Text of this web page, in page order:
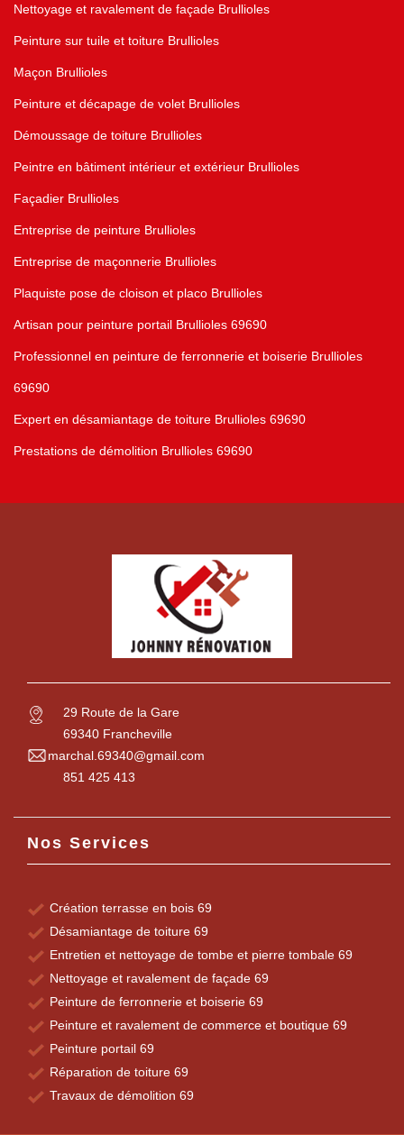
Nettoyage et ravalement de façade Brullioles
Peinture sur tuile et toiture Brullioles
Maçon Brullioles
Peinture et décapage de volet Brullioles
Démoussage de toiture Brullioles
Peintre en bâtiment intérieur et extérieur Brullioles
Façadier Brullioles
Entreprise de peinture Brullioles
Entreprise de maçonnerie Brullioles
Plaquiste pose de cloison et placo Brullioles
Artisan pour peinture portail Brullioles 69690
Professionnel en peinture de ferronnerie et boiserie Brullioles
69690
Expert en désamiantage de toiture Brullioles 69690
Prestations de démolition Brullioles 69690
29 Route de la Gare
69340 Francheville
marchal.69340@gmail.com
851 425 413
Nos Services
Création terrasse en bois 69
Désamiantage de toiture 69
Entretien et nettoyage de tombe et pierre tombale 69
Nettoyage et ravalement de façade 69
Peinture de ferronnerie et boiserie 69
Peinture et ravalement de commerce et boutique 69
Peinture portail 69
Réparation de toiture 69
Travaux de démolition 69